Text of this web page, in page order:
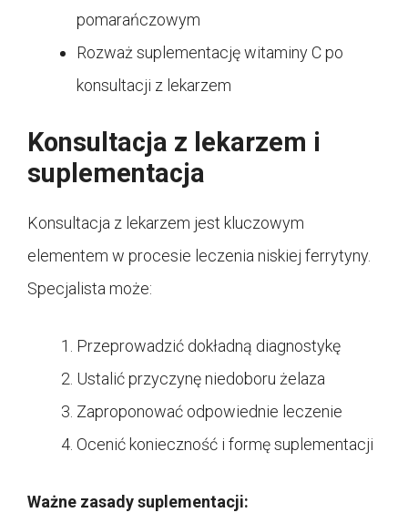
pomarańczowym
Rozważ suplementację witaminy C po
konsultacji z lekarzem
Konsultacja z lekarzem i
suplementacja
Konsultacja z lekarzem jest kluczowym
elementem w procesie leczenia niskiej ferrytyny.
Specjalista może:
Przeprowadzić dokładną diagnostykę
Ustalić przyczynę niedoboru żelaza
Zaproponować odpowiednie leczenie
Ocenić konieczność i formę suplementacji
Ważne zasady suplementacji: